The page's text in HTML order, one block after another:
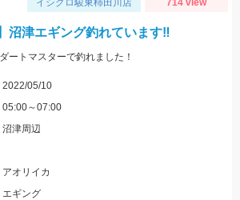
イシグロ駿東柿田川店 714 view
沼津エギング釣れています‼
ートマスターで釣れました！
2022/05/10
05:00～07:00
沼津周辺
アオリイカ
エギング